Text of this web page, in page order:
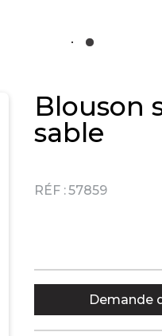
Blouson
sable
RÉF :57859
Demande